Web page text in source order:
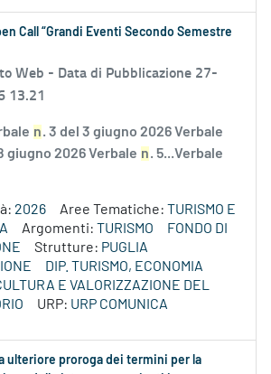
Call “Grandi Eventi Secondo Semestre
Web - Data di Pubblicazione 27-
13.21
n. 3 del 3 giugno 2026 Verbale
giugno 2026 Verbale n. 5...Verbale
2026 Aree Tematiche: TURISMO E
Argomenti: TURISMO
FONDO DI
Strutture: PUGLIA
DIP. TURISMO, ECONOMIA
E VALORIZZAZIONE DEL
URP: URP COMUNICA
ulteriore proroga dei termini per la